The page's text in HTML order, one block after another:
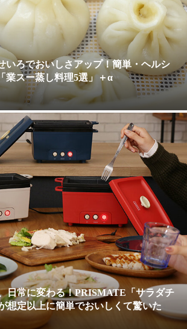
いろでおいしさアップ！簡単・ヘルシ
業スー蒸し料理5選」＋α
日常に変わる！PRISMATE「サラダチ
想定以上に簡単でおいしくて驚いた